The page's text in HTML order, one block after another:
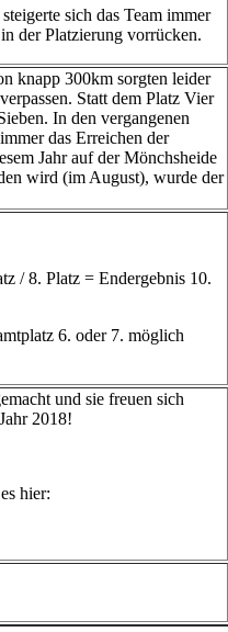
sich das Team immer
der Platzierung vorrücken.
knapp 300km sorgten leider
Statt dem Platz Vier
In den vergangenen
das Erreichen der
Jahr auf der Mönchsheide
wird (im August), wurde der
/ 8. Platz = Endergebnis 10.
6. oder 7. möglich
und sie freuen sich
2018!
hier: